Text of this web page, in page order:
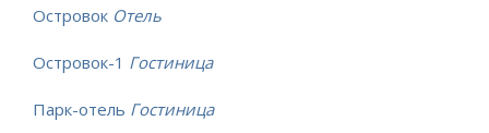
Островок Отель
Островок-1 Гостиница
Парк-отель Гостиница